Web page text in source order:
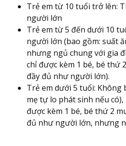
Trẻ em từ 10 tuổi trở lên:
người lớn
Trẻ em từ 5 đến dưới 10
người lớn (bao gồm: suất
nhưng ngủ chung với gia
chỉ được kèm 1 bé, bé thứ
đầy đủ như người lớn).
Trẻ em dưới 5 tuổi: Không
mẹ tự lo phát sinh nếu
được kèm 1 bé, bé thứ 2
đủ như người lớn, nhưng